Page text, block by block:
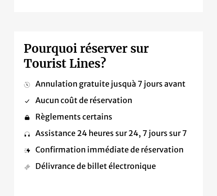
Pourquoi réserver sur
Tourist Lines?
Annulation gratuite jusquà 7 jours avant
Aucun coût de réservation
Règlements certains
Assistance 24 heures sur 24, 7 jours sur 7
Confirmation immédiate de réservation
Délivrance de billet électronique